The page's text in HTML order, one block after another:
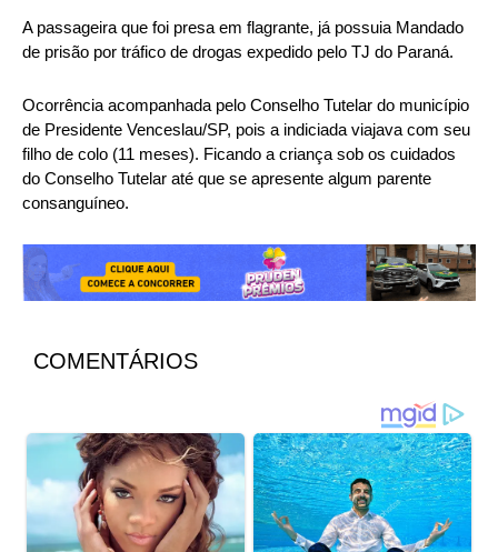
A passageira que foi presa em flagrante, já possuia Mandado
de prisão por tráfico de drogas expedido pelo TJ do Paraná.
Ocorrência acompanhada pelo Conselho Tutelar do município
de Presidente Venceslau/SP, pois a indiciada viajava com seu
filho de colo (11 meses). Ficando a criança sob os cuidados
do Conselho Tutelar até que se apresente algum parente
consanguíneo.
COMENTÁRIOS